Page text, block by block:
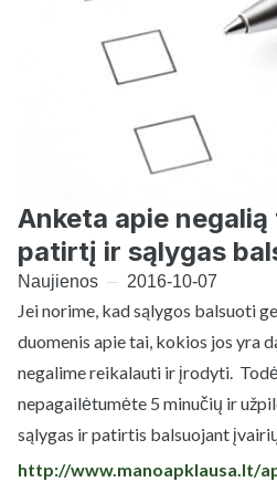
Anketa apie
patirtį ir sąlygas
Naujienos 2016-10-07
Jei norime, kad sąlygos balsuoti
duomenis apie tai, kokios jos yra
negalime reikalauti ir įrodyti.
nepagailėtumėte 5 minučių ir
sąlygas ir patirtis balsuojant
http://www.manoapklausa.lt/